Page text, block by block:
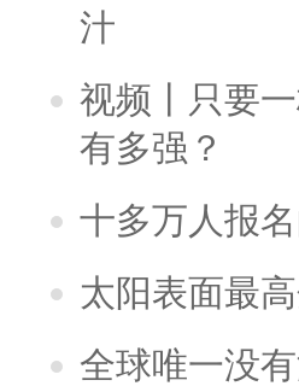
汁
视频丨只要
有多强？
十多万人报
太阳表面最
全球唯一没